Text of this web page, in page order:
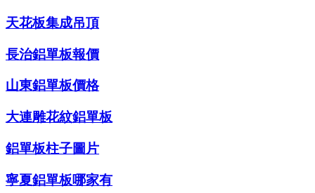
天花板集成吊頂
長治鋁單板報價
山東鋁單板價格
大連雕花紋鋁單板
鋁單板柱子圖片
寧夏鋁單板哪家有